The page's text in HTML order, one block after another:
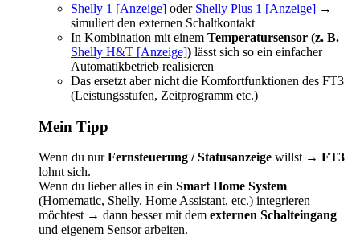
Shelly 1 [Anzeige] oder Shelly Plus 1 [Anzeige] →
simuliert den externen Schaltkontakt
In Kombination mit einem Temperatursensor (z. B.
Shelly H&T [Anzeige]) lässt sich so ein einfacher
Automatikbetrieb realisieren
Das ersetzt aber nicht die Komfortfunktionen des FT3
(Leistungsstufen, Zeitprogramm etc.)
Mein Tipp
Wenn du nurFernsteuerung / Statusanzeige willst → FT3
lohnt sich.
Wenn du lieber alles in ein Smart Home System
(Homematic, Shelly, Home Assistant, etc.) integrieren
möchtest → dann besser mit dem externen Schalteingang
und eigenem Sensor arbeiten.